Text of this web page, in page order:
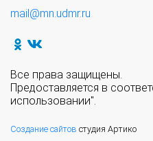
mail@mn.udmr.ru
Все права защищены.
Предоставляется в
использовании".
Создание сайтов студия Артико